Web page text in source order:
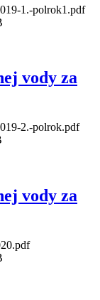
1.-polrok1.pdf
vody za
2.-polrok.pdf
vody za